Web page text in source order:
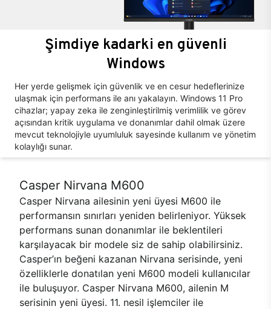
Şimdiye kadarki en güvenli
Windows
Her yerde gelişmek için güvenlik ve en cesur hedeflerinize
ulaşmak için performans ile anı yakalayın. Windows 11 Pro
cihazlar; yapay zeka ile zenginleştirilmiş verimlilik ve görev
açısından kritik uygulama ve donanımlar dahil olmak üzere
mevcut teknolojiyle uyumluluk sayesinde kullanım ve yönetim
kolaylığı sunar.
Casper Nirvana M600
Casper Nirvana ailesinin yeni üyesi M600 ile
performansın sınırları yeniden belirleniyor. Yüksek
performans sunan donanımlar ile beklentileri
karşılayacak bir modele siz de sahip olabilirsiniz.
Casper’ın beğeni kazanan Nirvana serisinde, yeni
özelliklerle donatılan yeni M600 modeli kullanıcılar
ile buluşuyor. Casper Nirvana M600, ailenin M
serisinin yeni üyesi. 11. nesil işlemciler ile